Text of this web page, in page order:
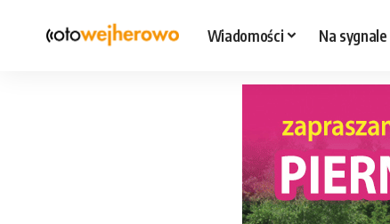
Wiadomości Na sygnale